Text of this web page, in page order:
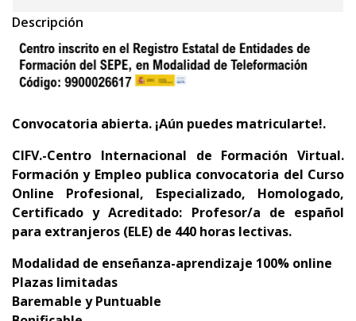
competencias profesionales.
Descripción
Convocatoria abierta. ¡Aún puedes matricularte!.
CIFV.-Centro Internacional de Formación Virtual.
Formación y Empleo publica convocatoria del Curso
Online Profesional, Especializado, Homologado,
Certificado y Acreditado: Profesor/a de español
para extranjeros (ELE) de 440 horas lectivas.
Modalidad de enseñanza-aprendizaje 100% online
Plazas limitadas
Baremable y Puntuable